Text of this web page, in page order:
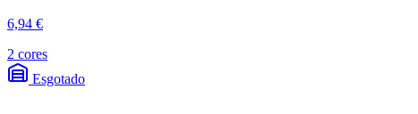
6,94 €
2 cores
Esgotado